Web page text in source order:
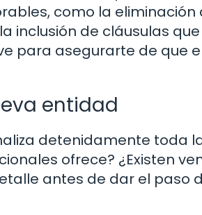
como la eliminación
inclusión de cláusulas
para asegurarte de que
entidad
detenidamente toda
ofrece? ¿Existen
antes de dar el paso